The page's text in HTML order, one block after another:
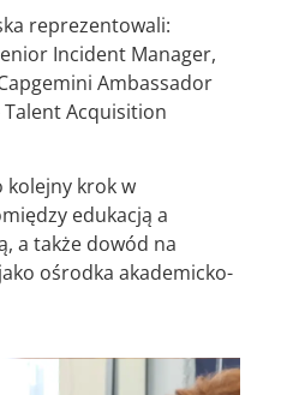
reprezentowali:
Incident Manager,
Ambassador
Acquisition
kolejny krok w
edukacją a
a także dowód na
ośrodka akademicko-